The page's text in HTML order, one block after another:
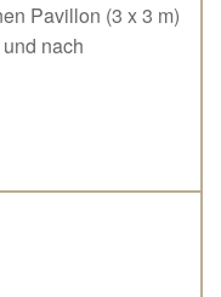
Pavillon (3 x 3 m)
nach